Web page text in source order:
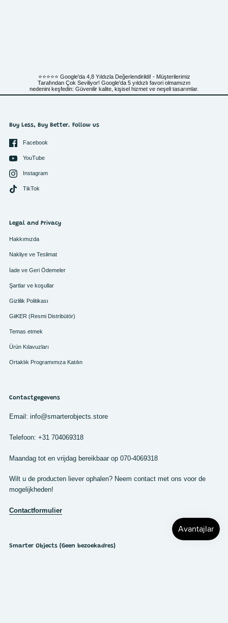
⭐⭐⭐⭐⭐ Google'da 4,8 Yıldızla Değerlendirildi! - Müşterilerimiz
Tarafından Çok Seviliyor! Google'da 5 yıldızlı favori olmamızın
nedenini keşfedin: Güvenilir kalite, kişisel hizmet ve neşeli tasarımlar.
Buy Less, Buy Better. Follow us
Facebook
YouTube
Instagram
TikTok
Legal and Privacy
Hakkımızda
Nakliye ve Teslimat
İade ve Geri Ödemeler
Şartlar ve koşullar
Gizlilik Politikası
GiiKER (Resmi Distribütör)
Temas etmek
Ürün Kılavuzları
Ortaklık Programımıza Katılın
Contactgegevens
Email: info@smarterobjects.store
Telefoon: +31 704069318
Maandag tot en vrijdag bereikbaar op 070-4069318
Wilt u de producten liever ophalen? Neem contact met ons voor de
mogelijkheden!
Contactformulier
Smarter Objects (Geen bezoekadres)